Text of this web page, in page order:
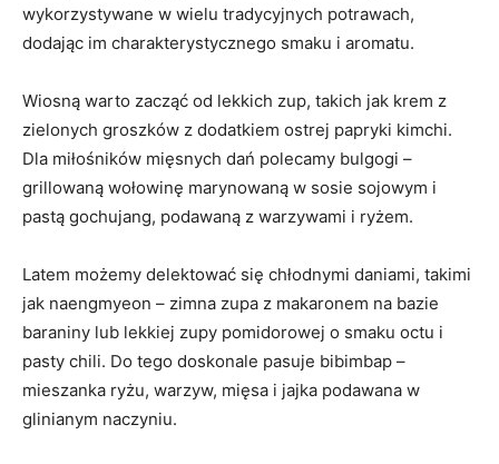
wykorzystywane w wielu ⁢tradycyjnych potrawach,
dodając‍ im charakterystycznego ⁢smaku i aromatu.
Wiosną warto‍ zacząć od lekkich‍ zup,​ takich jak krem z
⁣zielonych groszków z dodatkiem ostrej​ papryki kimchi.
Dla miłośników mięsnych dań polecamy⁢ bulgogi‌ –
‍grillowaną​ wołowinę marynowaną w sosie sojowym i⁤
pastą gochujang, podawaną z warzywami i ryżem.
Latem ⁤możemy delektować⁤ się ⁣chłodnymi daniami, ‍takimi
‌jak naengmyeon – zimna zupa z ⁤makaronem ⁤na⁤ bazie
baraniny lub lekkiej ‍zupy pomidorowej o smaku octu ‌i
pasty chili. Do tego doskonale pasuje bibimbap –
mieszanka ryżu,​ warzyw,‍ mięsa⁢ i jajka podawana w
⁢glinianym naczyniu.